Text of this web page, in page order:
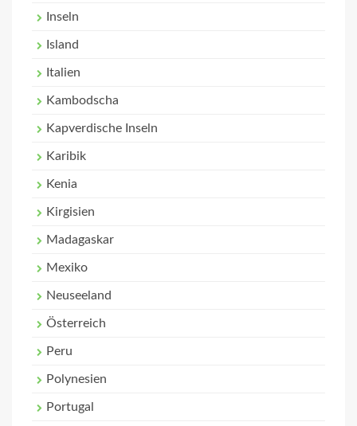
Inseln
Island
Italien
Kambodscha
Kapverdische Inseln
Karibik
Kenia
Kirgisien
Madagaskar
Mexiko
Neuseeland
Österreich
Peru
Polynesien
Portugal